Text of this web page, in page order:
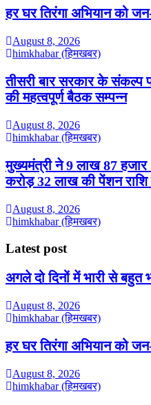
हर घर तिरंगा अभियान को
August 8, 2026
himkhabar (हिमखबर)
तीसरी बार सरकार के संकल्प
की महत्वपूर्ण बैठक सम्पन्न
August 8, 2026
himkhabar (हिमखबर)
मुख्यमंत्री ने 9 लाख 87 हजार
करोड़ 32 लाख की पेंशन राशि
August 8, 2026
himkhabar (हिमखबर)
Latest post
अगले दो दिनों में भारी से बहुत
August 8, 2026
himkhabar (हिमखबर)
हर घर तिरंगा अभियान को
August 8, 2026
himkhabar (हिमखबर)